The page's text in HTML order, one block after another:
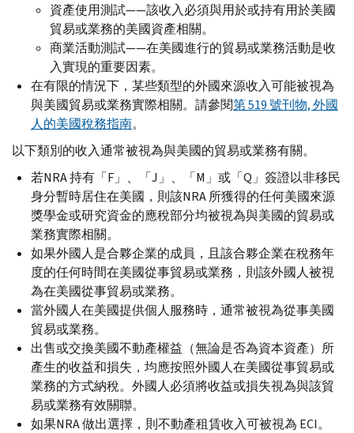
資產使用測試——該收入必須與用於或持有用於美國
貿易或業務的美國資產相關。
商業活動測試——在美國進行的貿易或業務活動是收
入實現的重要因素。
在有限的情況下，某些類型的外國來源收入可能被視為
與美國貿易或業務實際相關。請參閱第 519 號刊物, 外國
人的美國稅務指南。
以下類別的收入通常被視為與美國的貿易或業務有關。
若NRA 持有「F」、「J」、「M」或「Q」簽證以非移民
身分暫時居住在美國，則該NRA 所獲得的任何美國來源
獎學金或研究資金的應稅部分均被視為與美國的貿易或
業務實際相關。
如果外國人是合夥企業的成員，且該合夥企業在稅務年
度的任何時間在美國從事貿易或業務，則該外國人被視
為在美國從事貿易或業務。
當外國人在美國提供個人服務時，通常被視為從事美國
貿易或業務。
出售或交換美國不動產權益（無論是否為資本資產）所
產生的收益和損失，均應按照外國人在美國從事貿易或
業務的方式納稅。外國人必須將收益或損失視為與該貿
易或業務有效關聯。
如果NRA 做出選擇，則不動產租賃收入可被視為 ECI。